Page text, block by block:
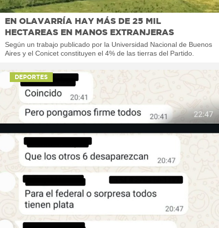
EN OLAVARRÍA HAY MÁS DE 25 MIL
HECTAREAS EN MANOS EXTRANJERAS
Según un trabajo publicado por la Universidad Nacional de Buenos
Aires y el Conicet constituyen el 4% de las tierras del Partido.
DEPORTES